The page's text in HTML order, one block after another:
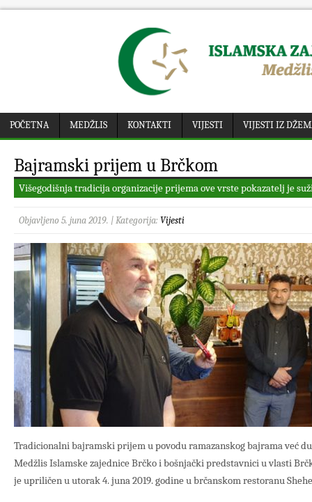
POČETNA MEDŽLIS KONTAKTI VIJESTI VIJESTI IZ
Bajramski prijem u Brčkom
Višegodišnja tradicija organizacije prijema ove vrste pokazatelj je
Objavljeno 5. juna 2019. | Kategorija: Vijesti
Tradicionalni bajramski prijem u povodu ramazanskog bajrama već
Medžlis Islamske zajednice Brčko i bošnjački predstavnici u vlasti
je upriličen u utorak 4. juna 2019. godine u brčanskom restoranu